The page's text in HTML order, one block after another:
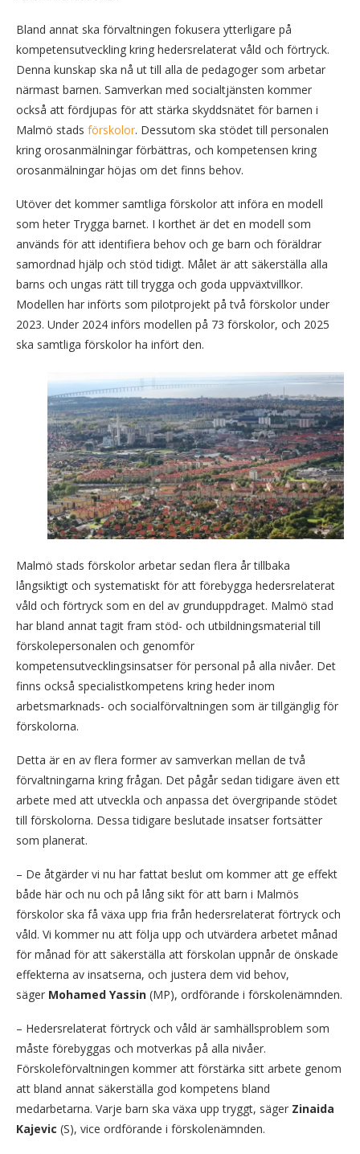
Bland annat ska förvaltningen fokusera ytterligare på
kompetensutveckling kring hedersrelaterat våld och förtryck.
Denna kunskap ska nå ut till alla de pedagoger som arbetar
närmast barnen. Samverkan med socialtjänsten kommer
också att fördjupas för att stärka skyddsnätet för barnen i
Malmö stads förskolor. Dessutom ska stödet till personalen
kring orosanmälningar förbättras, och kompetensen kring
orosanmälningar höjas om det finns behov.
Utöver det kommer samtliga förskolor att införa en modell
som heter Trygga barnet. I korthet är det en modell som
används för att identifiera behov och ge barn och föräldrar
samordnad hjälp och stöd tidigt. Målet är att säkerställa alla
barns och ungas rätt till trygga och goda uppväxtvillkor.
Modellen har införts som pilotprojekt på två förskolor under
2023. Under 2024 införs modellen på 73 förskolor, och 2025
ska samtliga förskolor ha infört den.
Malmö stads förskolor arbetar sedan flera år tillbaka
långsiktigt och systematiskt för att förebygga hedersrelaterat
våld och förtryck som en del av grunduppdraget. Malmö stad
har bland annat tagit fram stöd- och utbildningsmaterial till
förskolepersonalen och genomför
kompetensutvecklingsinsatser för personal på alla nivåer. Det
finns också specialistkompetens kring heder inom
arbetsmarknads- och socialförvaltningen som är tillgänglig för
förskolorna.
Detta är en av flera former av samverkan mellan de två
förvaltningarna kring frågan. Det pågår sedan tidigare även ett
arbete med att utveckla och anpassa det övergripande stödet
till förskolorna. Dessa tidigare beslutade insatser fortsätter
som planerat.
– De åtgärder vi nu har fattat beslut om kommer att ge effekt
både här och nu och på lång sikt för att barn i Malmös
förskolor ska få växa upp fria från hedersrelaterat förtryck och
våld. Vi kommer nu att följa upp och utvärdera arbetet månad
för månad för att säkerställa att förskolan uppnår de önskade
effekterna av insatserna, och justera dem vid behov,
säger Mohamed Yassin (MP), ordförande i förskolenämnden.
– Hedersrelaterat förtryck och våld är samhällsproblem som
måste förebyggas och motverkas på alla nivåer.
Förskoleförvaltningen kommer att förstärka sitt arbete genom
att bland annat säkerställa god kompetens bland
medarbetarna. Varje barn ska växa upp tryggt, säger Zinaida
Kajevic (S), vice ordförande i förskolenämnden.